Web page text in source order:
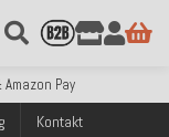
ab 99€ Bestellwert
Pay
ab 99€ Bestellwert
Bestellungen
Kontakt